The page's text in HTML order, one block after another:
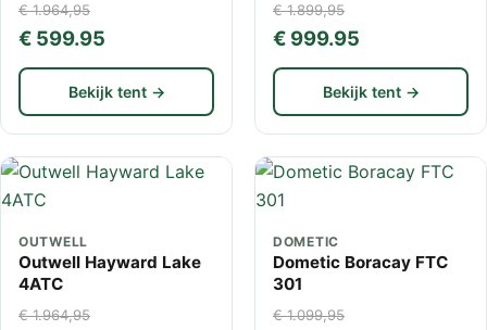
€ 1.964,95
€ 599.95
Bekijk tent →
€ 1.899,95
€ 999.95
Bekijk tent →
OUTWELL
Outwell Hayward Lake
4ATC
€ 1.964,95
DOMETIC
Dometic Boracay FTC
301
€ 1.099,95